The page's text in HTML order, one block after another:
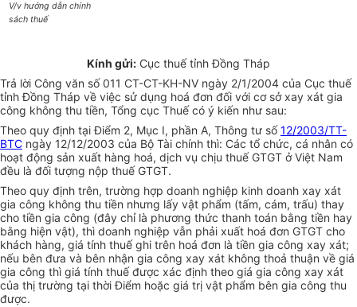
V/v hướng dẫn chính
sách thuế
Kính gửi: Cục thuế tỉnh Đồng Tháp
Trả lời Công văn số 011 CT-CT-KH-NV ngày 2/1/2004 của Cục thuế
tỉnh Đồng Tháp về việc sử dụng hoá đơn đối với cơ sở xay xát gia
công không thu tiền, Tổng cục Thuế có ý kiến như sau:
Theo quy định tại Điểm 2, Mục I, phần A, Thông tư số12/2003/TT-
BTC ngày 12/12/2003 của Bộ Tài chính thì: Các tổ chức, cá nhân có
hoạt động sản xuất hàng hoá, dịch vụ chịu thuế GTGT ở Việt Nam
đều là đối tượng nộp thuế GTGT.
Theo quy định trên, trường hợp doanh nghiệp kinh doanh xay xát
gia công không thu tiền nhưng lấy vật phẩm (tấm, cám, trấu) thay
cho tiền gia công (đây chỉ là phương thức thanh toán bằng tiền hay
bằng hiện vật), thì doanh nghiệp vẫn phải xuất hoá đơn GTGT cho
khách hàng, giá tính thuế ghi trên hoá đơn là tiền gia công xay xát;
nếu bên đưa và bên nhận gia công xay xát không thoả thuận về giá
gia công thì giá tính thuế được xác định theo giá gia công xay xát
của thị trường tại thời Điểm hoặc giá trị vật phẩm bên gia công thu
được.